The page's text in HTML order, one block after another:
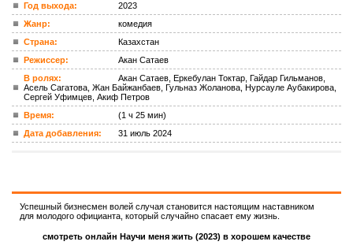
ком.
Год выхода:
2023
Жанр:
комедия
Страна:
Казахстан
Режиссер:
Акан Сатаев
В ролях:
Акан Сатаев, Еркебулан Токтар, Гайдар Гильманов,
Асель Сагатова, Жан Байжанбаев, Гульназ Жоланова, Нурсауле Аубакирова,
Сергей Уфимцев, Акиф Петров
Время:
(1 ч 25 мин)
Дата добавления:
31 июль 2024
Успешный бизнесмен волей случая становится настоящим наставником
для молодого официанта, который случайно спасает ему жизнь.
смотреть онлайн Научи меня жить (2023) в хорошем качестве